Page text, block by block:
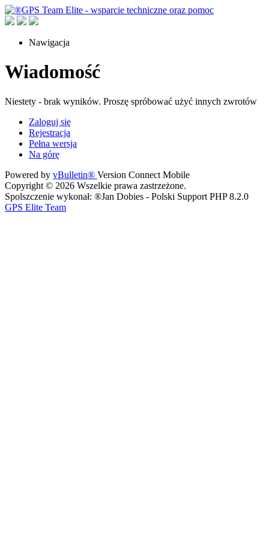
Nawigacja
Wiadomość
Niestety - brak wyników. Proszę spróbować użyć innych zwrotów
Zaloguj się
Rejestracja
Pełna wersja
Na górę
Powered by vBulletin® Version Connect Mobile
Copyright © 2026 Wszelkie prawa zastrzeżone.
Spolszczenie wykonał: ®Jan Dobies - Polski Support PHP 8.2.0
GPS Elite Team